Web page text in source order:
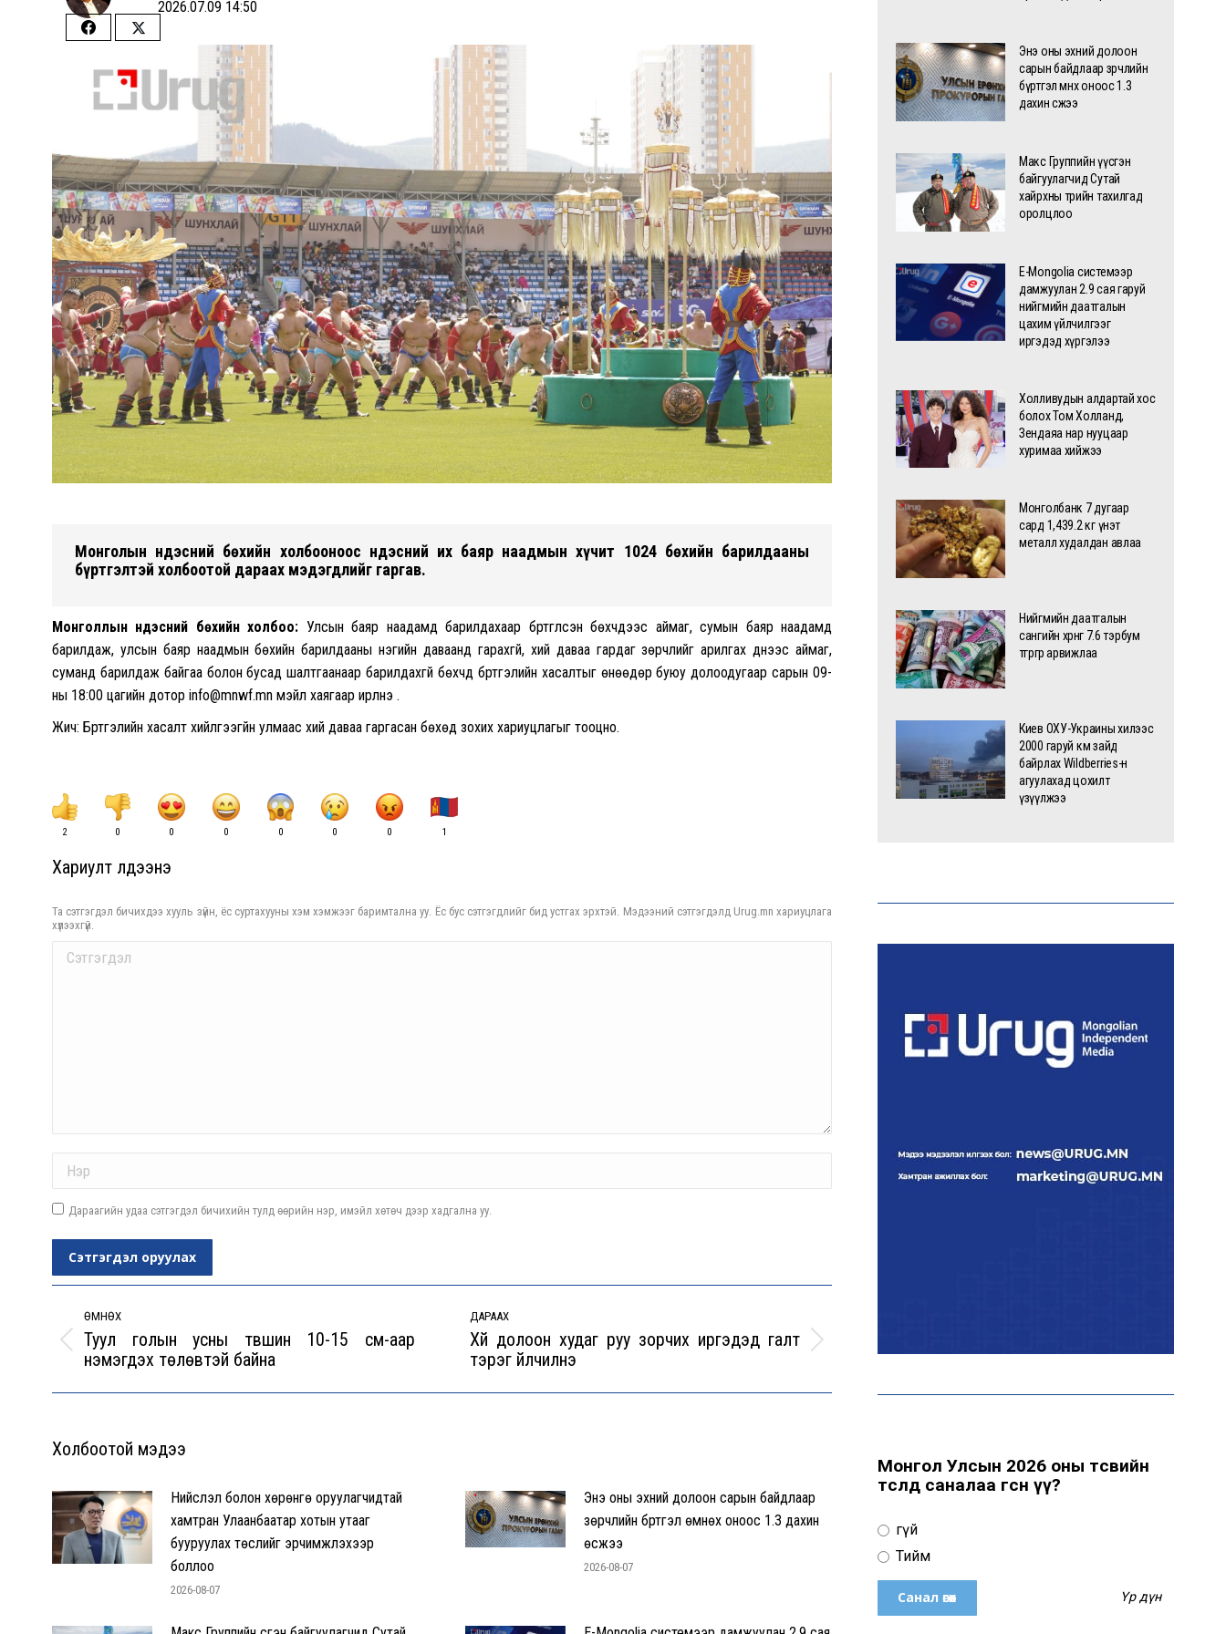
2026.07.09 14:50
Share
on
Facebook
Share
on
Twitter
Монголын Үндэсний бөхийн холбооноос Үндэсний их баяр наадмын хүчит 1024 бөхийн барилдааны
бүртгэлтэй холбоотой дараах мэдэгдлийг гаргав.
Монголлын Үндэсний бөхийн холбоо: Улсын баяр наадамд барилдахаар бүртгүүлсэн бөхчүүдээс аймаг, сумын баяр наадамд
барилдаж, улсын баяр наадмын бөхийн барилдааны нэгийн даваанд гарахгүй, хий даваа гардаг зөрчлийг арилгах үүднээс аймаг,
суманд барилдаж байгаа болон бусад шалтгаанаар барилдахгүй бөхчүүд бүртгэлийн хасалтыг өнөөдөр буюу долоодугаар сарын 09-
ны 18:00 цагийн дотор info@mnwf.mn мэйл хаягаар ирүүлнэ үү.
Жич: Бүртгэлийн хасалт хийлгээгүйн улмаас хий даваа гаргасан бөхөд зохих хариуцлагыг тооцно.
2 0 0 0 0 0 0 1
Хариулт үлдээнэ үү
Та сэтгэгдэл бичихдээ хууль зүйн, ёс суртахууны хэм хэмжээг баримтална уу. Ёс бус сэтгэгдлийг бид устгах эрхтэй. Мэдээний сэтгэгдэлд Urug.mn хариуцлага
хүлээхгүй.
Comment
Дараагийн удаа сэтгэгдэл бичихийн тулд өөрийн нэр, имэйл хөтөч дээр хадгална уу.
Сэтгэгдэл оруулах
navigation
ӨМНӨХ
Previous
Туул голын усны түвшин 10-15 см-аар
нэмэгдэх төлөвтэй байна
ДАРААХ
Next
post:
Хүй долоон худаг руу зорчих иргэдэд галт
тэрэг үйлчилнэ
Холбоотой мэдээ
Нийслэл болон хөрөнгө оруулагчидтай
хамтран Улаанбаатар хотын утааг
бууруулах төслийг эрчимжүүлэхээр
боллоо
2026-08-07
Энэ оны эхний долоон сарын байдлаар
зөрчлийн бүртгэл өмнөх оноос 1.3 дахин
өсжээ
2026-08-07
Энэ оны эхний долоон
сарын байдлаар зөрчлийн
бүртгэл өмнөх оноос 1.3
дахин өсжээ
Макс Группийн үүсгэн
байгуулагчид Сутай
хайрхны төрийн тахилгад
оролцлоо
E-Mongolia системээр
дамжуулан 2.9 сая гаруй
нийгмийн даатгалын
цахим үйлчилгээг
иргэдэд хүргэлээ
Холливудын алдартай хос
болох Том Холланд,
Зендаяа нар нууцаар
хуримаа хийжээ
Монголбанк 7 дугаар
сард 1,439.2 кг үнэт
металл худалдан авлаа
Нийгмийн даатгалын
сангийн хөрөнгө 7.6 тэрбум
төгрөгөөр арвижлаа
Киев ОХУ-Украины хилээс
2000 гаруй км зайд
байрлах Wildberries-н
агуулахад цохилт
үзүүлжээ
шүүхэд шилжүүлжээ
Шатахууны нийлүүлэлт
Монгол Улсын 2026 оны төсвийн
төсөлд саналаа өгсөн үү?
Үгүй
Тийм
Үр дүн